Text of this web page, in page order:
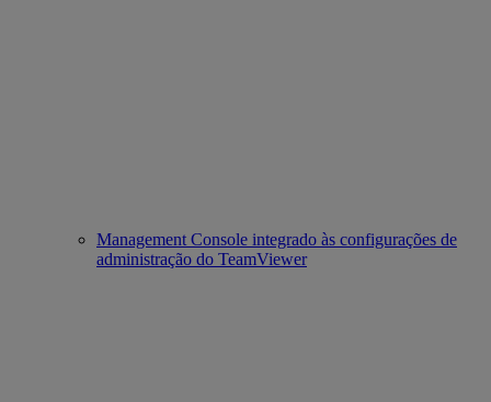
Management Console integrado às configurações de
administração do TeamViewer